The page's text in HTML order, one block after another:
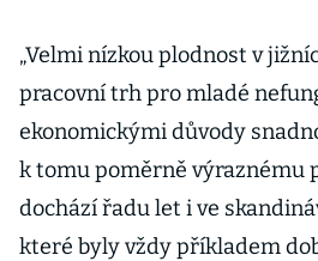
„Velmi nízkou plodnost v
pracovní trh pro mladé
ekonomickými důvody
k tomu poměrně výraznému
dochází řadu let i ve
které byly vždy příkladem